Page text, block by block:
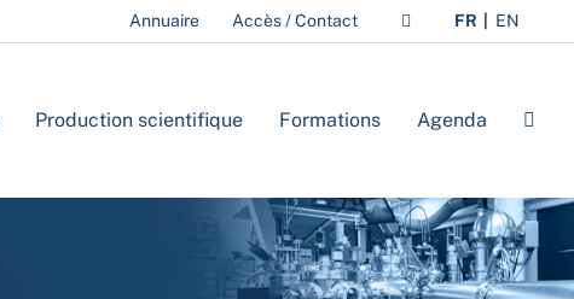
Annuaire Accès / Contact FR EN
Production scientifique Formations Agenda